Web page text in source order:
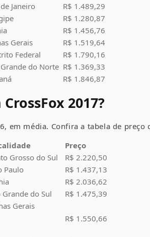
Janeiro
R$ 1.489,29
R$ 1.280,87
R$ 1.456,76
Gerais
R$ 1.519,64
Federal
R$ 1.790,16
do Norte R$ 1.369,33
R$ 1.846,87
2017?
em média. Confira a tabela de preço
Preço
Grosso do Sul
R$ 2.220,50
Paulo
R$ 1.437,13
R$ 2.036,62
Grande do Sul R$ 1.475,39
Gerais
R$ 1.550,66